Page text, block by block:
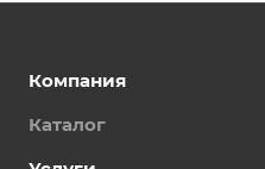
Компания
Каталог